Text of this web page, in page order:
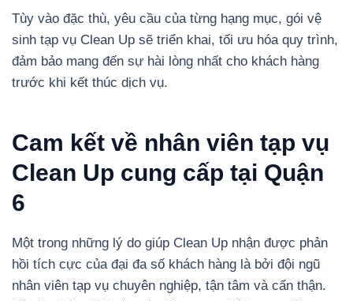
Tùy vào đặc thù, yêu cầu của từng hạng mục, gói vệ
sinh tạp vụ Clean Up sẽ triển khai, tối ưu hóa quy trình,
đảm bảo mang đến sự hài lòng nhất cho khách hàng
trước khi kết thúc dịch vụ.
Cam kết về nhân viên tạp vụ
Clean Up cung cấp tại Quận
6
Một trong những lý do giúp Clean Up nhận được phản
hồi tích cực của đại đa số khách hàng là bởi đội ngũ
nhân viên tạp vụ chuyên nghiệp, tận tâm và cẩn thận.